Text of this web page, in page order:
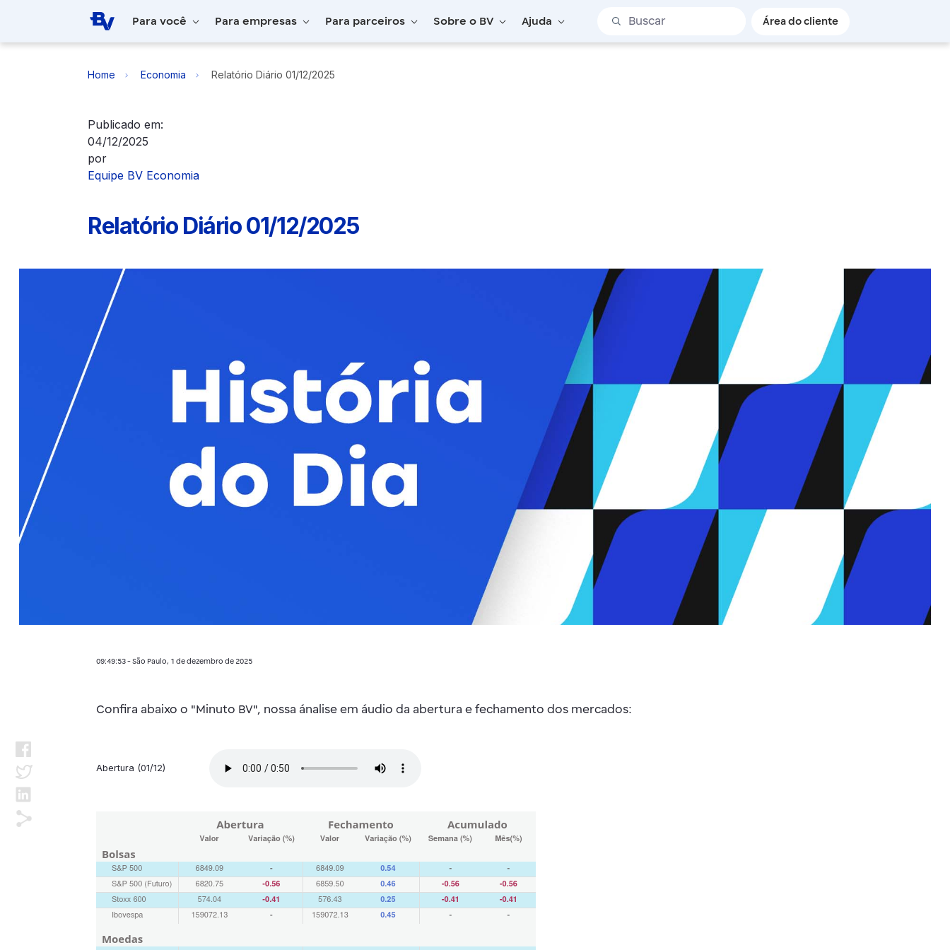
Pular para o Conteúdo principal
Para você Para empresas Para parceiros Sobre o BV Ajuda
Barra de busca
Área do cliente
Home Economia Relatório Diário 01/12/2025
Publicado em:
04/12/2025
por
Equipe BV Economia
Relatório Diário 01/12/2025
09:49:53 - São Paulo, 1 de dezembro de 2025
Confira abaixo o "Minuto BV", nossa ánalise em áudio da abertura e fechamento dos mercados:
Abertura (01/12)